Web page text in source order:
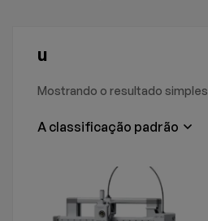
u
Mostrando o resultado simples
A classificação padrão